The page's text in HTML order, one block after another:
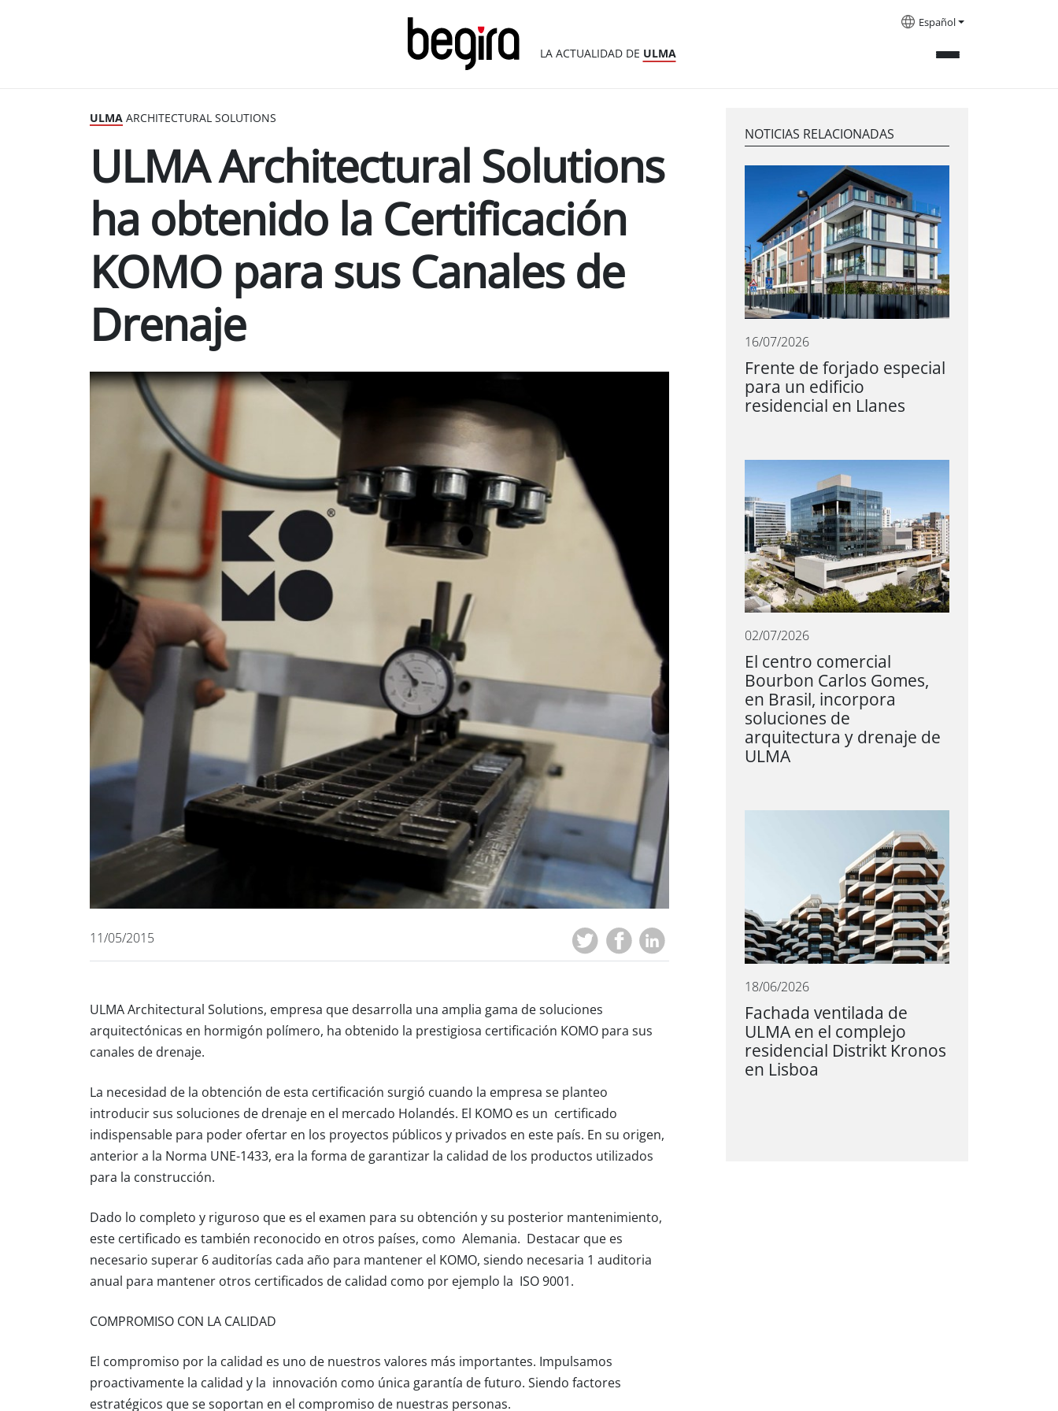
LA ACTUALIDAD DE ULMA
Español
ULMA ARCHITECTURAL SOLUTIONS
ULMA Architectural Solutions
ha obtenido la Certificación
KOMO para sus Canales de
Drenaje
11/05/2015
ULMA Architectural Solutions, empresa que desarrolla una amplia gama de soluciones
arquitectónicas en hormigón polímero, ha obtenido la prestigiosa certificación KOMO para sus
canales de drenaje.
La necesidad de la obtención de esta certificación surgió cuando la empresa se planteo
introducir sus soluciones de drenaje en el mercado Holandés. El
KOMO es un certificado
indispensable para poder ofertar en los proyectos públicos y privados en este país. En su origen,
anterior a la Norma UNE-1433, era la forma de garantizar la calidad de los productos utilizados
para la construcción.
Dado lo completo y riguroso que es el examen para su obtención y su posterior mantenimiento,
este certificado es también reconocido en otros países, como Alemania. Destacar que es
necesario superar 6 auditorías cada año para mantener el KOMO, siendo necesaria 1 auditoria
anual para mantener otros certificados de calidad como por ejemplo la ISO 9001.
COMPROMISO CON LA CALIDAD
El compromiso por la calidad es uno de nuestros valores más importantes. Impulsamos
proactivamente la calidad y la innovación como única garantía de futuro. Siendo factores
estratégicos que se soportan en el compromiso de nuestras personas.
NOTICIAS RELACIONADAS
16/07/2026
Frente de forjado especial
para un edificio
residencial en Llanes
02/07/2026
El centro comercial
Bourbon Carlos Gomes,
en Brasil, incorpora
soluciones de
arquitectura y drenaje de
ULMA
18/06/2026
Fachada ventilada de
ULMA en el complejo
residencial Distrikt Kronos
en Lisboa